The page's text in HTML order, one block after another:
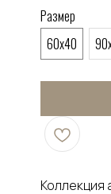
Размер
60x40
Коллекция